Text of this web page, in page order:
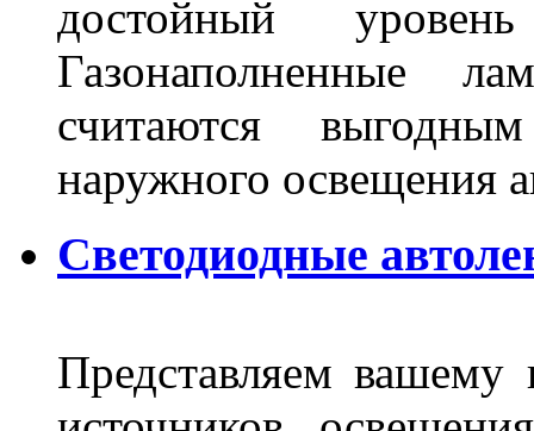
достойный
Газонаполненные
считаются
наружного освещения
Светодиодные
Представляем